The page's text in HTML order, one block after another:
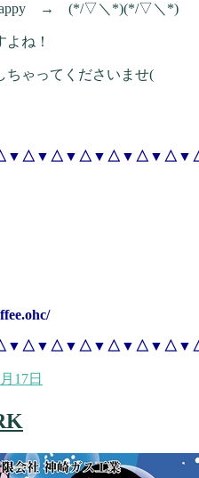
→ (*/▽＼*)(*/▽＼*)
ね！
ゃってくださいませ(ゝ
17日